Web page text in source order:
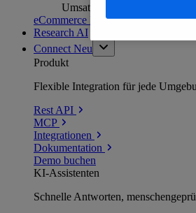
Umsatzanalysen und -
eCommerce Insights entdecken
Research AI
Connect Neu
Produkt
Flexible Integration für jede
Rest API
MCP
Integrationen
Dokumentation
Demo buchen
KI-Assistenten
Schnelle Antworten,